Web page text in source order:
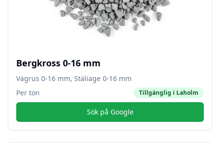
Bergkross 0-16 mm
Vägrus 0-16 mm, Stäliage 0-16 mm
Per ton
Tillgänglig i Laholm
Sök på Google